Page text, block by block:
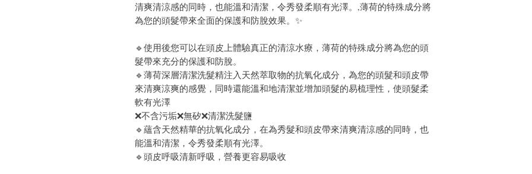
清爽清涼感的同時，也能溫和清潔，令秀發柔順有光澤。,薄荷的特殊成分將
為您的頭髮帶來全面的保護和防脫效果。✨
🔹使用後您可以在頭皮上體驗真正的清涼水療，薄荷的特殊成分將為您的頭
髮帶來充分的保護和防脫。
🔹薄荷深層清潔洗髮精注入天然萃取物的抗氧化成分，為您的頭髮和頭皮帶
來清爽涼爽的感覺，同時還能溫和地清潔並增加頭髮的易梳理性，使頭髮柔
軟有光澤
❌不含污垢❌無矽❌清潔洗髮鹽
🔹蘊含天然精華的抗氧化成分，在為秀髮和頭皮帶來清爽清涼感的同時，也
能溫和清潔，令秀發柔順有光澤。
🔹頭皮呼吸清新呼吸，營養更容易吸收